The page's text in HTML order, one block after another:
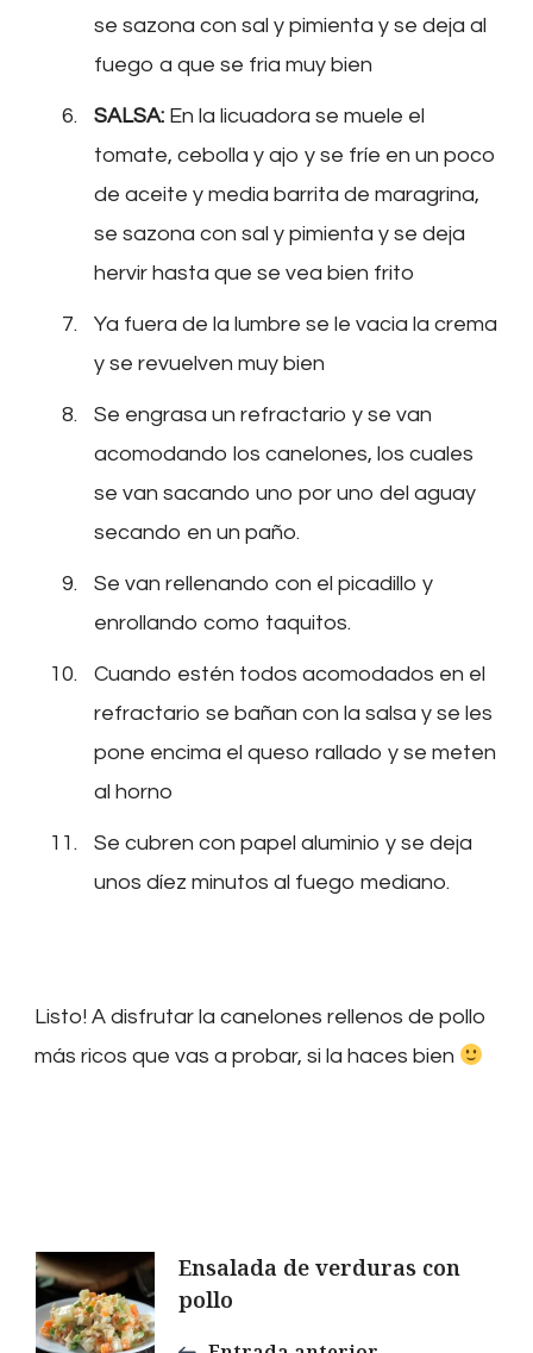
se sazona con sal y pimienta y se deja al
fuego a que se fria muy bien
SALSA: En la licuadora se muele el
tomate, cebolla y ajo y se fríe en un poco
de aceite y media barrita de maragrina,
se sazona con sal y pimienta y se deja
hervir hasta que se vea bien frito
Ya fuera de la lumbre se le vacia la crema
y se revuelven muy bien
Se engrasa un refractario y se van
acomodando los canelones, los cuales
se van sacando uno por uno del aguay
secando en un paño.
Se van rellenando con el picadillo y
enrollando como taquitos.
Cuando estén todos acomodados en el
refractario se bañan con la salsa y se les
pone encima el queso rallado y se meten
al horno
Se cubren con papel aluminio y se deja
unos díez minutos al fuego mediano.
Listo! A disfrutar la canelones rellenos de pollo
más ricos que vas a probar, si la haces bien
Navegación
de
Ensalada de verduras con
pollo